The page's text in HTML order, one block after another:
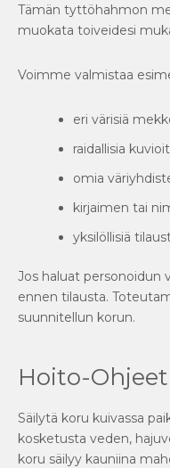
Tämän tyttöhahmon
muokata toiveidesi
Voimme valmistaa
eri värisiä
raidallisia
omia
kirjaimen tai
yksilöllisiä
Jos haluat personoidun
ennen tilausta.
suunnitellun korun.
Hoito-Ohjeet
Säilytä koru kuivassa
kosketusta veden,
koru säilyy kauniina